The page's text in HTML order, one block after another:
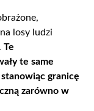
losy ludzi
Te
te same
granicę
zarówno w